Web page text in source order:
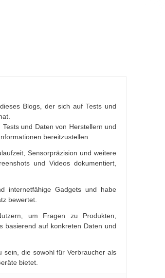
Blogs, der sich auf Tests und
und Daten von Herstellern und
bereitzustellen.
Sensorpräzision und weitere
und Videos dokumentiert,
internetfähige Gadgets und habe
bewertet.
um Fragen zu Produkten,
basierend auf konkreten Daten und
sein, die sowohl für Verbraucher als
bietet.